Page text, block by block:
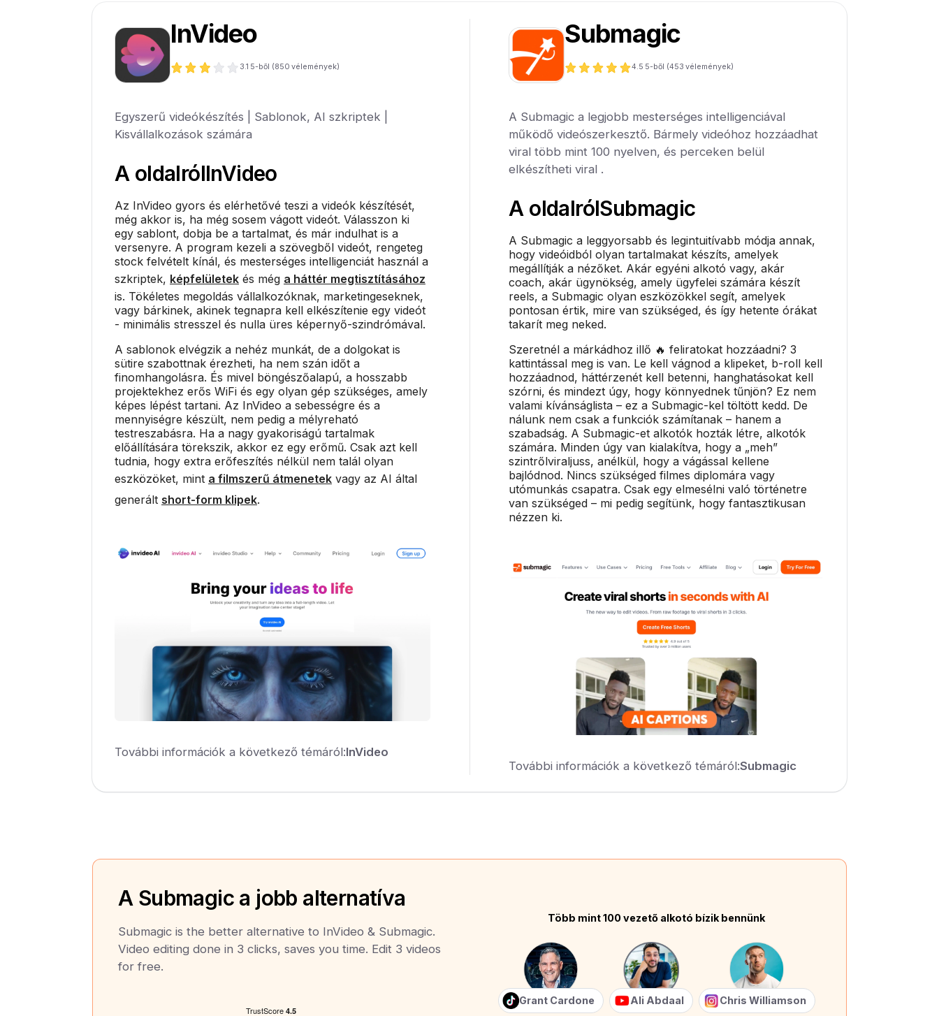
InVideo
3.1 5-ből (850 vélemények)
Egyszerű videókészítés | Sablonok, AI szkriptek |
Kisvállalkozások számára
A oldalrólInVideo
Az InVideo gyors és elérhetővé teszi a videók készítését,
még akkor is, ha még sosem vágott videót. Válasszon ki
egy sablont, dobja be a tartalmat, és már indulhat is a
versenyre. A program kezeli a szövegből videót, rengeteg
stock felvételt kínál, és mesterséges intelligenciát használ a
szkriptek, képfelületek és még a háttér megtisztításához
is. Tökéletes megoldás vállalkozóknak, marketingeseknek,
vagy bárkinek, akinek tegnapra kell elkészítenie egy videót
- minimális stresszel és nulla üres képernyő-szindrómával.
A sablonok elvégzik a nehéz munkát, de a dolgokat is
sütire szabottnak érezheti, ha nem szán időt a
finomhangolásra. És mivel böngészőalapú, a hosszabb
projektekhez erős WiFi és egy olyan gép szükséges, amely
képes lépést tartani. Az InVideo a sebességre és a
mennyiségre készült, nem pedig a mélyreható
testreszabásra. Ha a nagy gyakoriságú tartalmak
előállítására törekszik, akkor ez egy erőmű. Csak azt kell
tudnia, hogy extra erőfeszítés nélkül nem talál olyan
eszközöket, mint a filmszerű átmenetek vagy az AI által
generált short-form klipek.
További információk a következő témáról:InVideo
Submagic
4.5 5-ből (453 vélemények)
A Submagic a legjobb mesterséges intelligenciával
működő videószerkesztő. Bármely videóhoz hozzáadhat
viral több mint 100 nyelven, és perceken belül
elkészítheti viral .
A oldalrólSubmagic
A Submagic a leggyorsabb és legintuitívabb módja annak,
hogy videóidból olyan tartalmakat készíts, amelyek
megállítják a nézőket. Akár egyéni alkotó vagy, akár
coach, akár ügynökség, amely ügyfelei számára készít
reels, a Submagic olyan eszközökkel segít, amelyek
pontosan értik, mire van szükséged, és így hetente órákat
takarít meg neked.
Szeretnél a márkádhoz illő 🔥 feliratokat hozzáadni? 3
kattintással meg is van. Le kell vágnod a klipeket, b-roll kell
hozzáadnod, háttérzenét kell betenni, hanghatásokat kell
szórni, és mindezt úgy, hogy könnyednek tűnjön? Ez nem
valami kívánságlista – ez a Submagic-kel töltött kedd. De
nálunk nem csak a funkciók számítanak – hanem a
szabadság. A Submagic-et alkotók hozták létre, alkotók
számára. Minden úgy van kialakítva, hogy a „meh”
szintrőlviraljuss, anélkül, hogy a vágással kellene
bajlódnod. Nincs szükséged filmes diplomára vagy
utómunkás csapatra. Csak egy elmesélni való történetre
van szükséged – mi pedig segítünk, hogy fantasztikusan
nézzen ki.
További információk a következő témáról:Submagic
A Submagic a jobb alternatíva
Submagic is the better alternative to InVideo & Submagic.
Video editing done in 3 clicks, saves you time. Edit 3 videos
for free.
Több mint 100 vezető alkotó bízik bennünk
Grant Cardone Ali Abdaal Chris Williamson